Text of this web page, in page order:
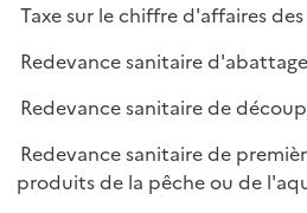
Taxe sur le chiffre d'affaires
Redevance sanitaire d'abattage
Redevance sanitaire de
Redevance sanitaire de
produits de la pêche ou de